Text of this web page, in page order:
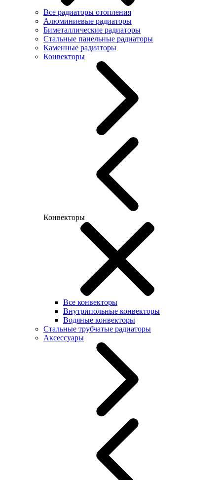
Все радиаторы отопления
Алюминиевые радиаторы
Биметаллические радиаторы
Стальные панельные радиаторы
Каменные радиаторы
Конвекторы
Конвекторы
Все конвекторы
Внутрипольные конвекторы
Водяные конвекторы
Стальные трубчатые радиаторы
Аксессуары